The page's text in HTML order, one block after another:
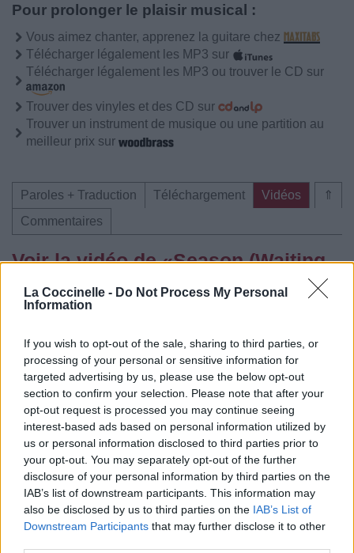
La Coccinelle - Do Not Process My Personal
Information
If you wish to opt-out of the sale, sharing to third parties, or
processing of your personal or sensitive information for
targeted advertising by us, please use the below opt-out
section to confirm your selection. Please note that after your
opt-out request is processed you may continue seeing
interest-based ads based on personal information utilized by
us or personal information disclosed to third parties prior to
your opt-out. You may separately opt-out of the further
disclosure of your personal information by third parties on the
IAB’s list of downstream participants. This information may
also be disclosed by us to third parties on the IAB’s List of
Downstream Participants that may further disclose it to other
Pour prolonger le plaisir musical :
Vous aimez chanter, apprenez la guitare chez
Télécharger légalement les MP3 sur
Télécharger légalement les MP3 ou trouver le CD sur
Trouver des vinyles et des CD sur
Trouver un instrument de musique ou une partition au
meilleur prix sur
⇑
Paroles + Traduction Téléchargement
Vidéos
Commentaires
Voir la vidéo de «Season (Waiting
on you)»
Concert/Live Chanson sans vidéo
Chanson sans vidéo
⇑
Paroles + Traduction Téléchargement
Vidéos